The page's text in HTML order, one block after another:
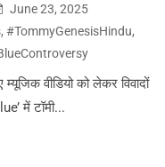
June 23, 2025
, #TommyGenesisHindu,
वीडियो को लेकर विवादों
में टॉमी...